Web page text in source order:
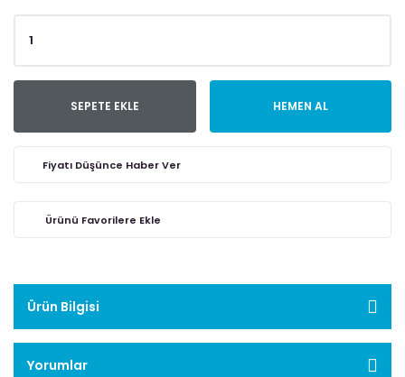
SEPETE EKLE HEMEN AL
Fiyatı Düşünce Haber Ver
Ürün Bilgisi
Yorumlar